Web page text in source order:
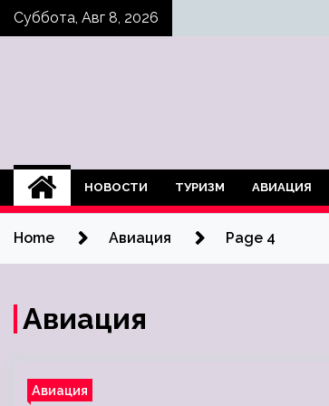
SkipСуббота, Авг 8, 2026
НОВОСТИ ТУРИЗМ АВИАЦИЯ
Home Авиация Page 4
Авиация
Авиация